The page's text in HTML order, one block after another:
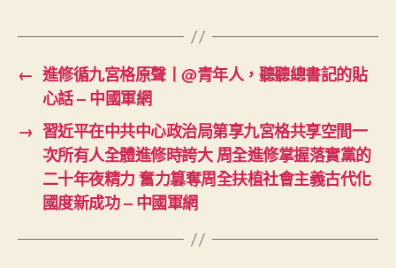
← 進修循九宮格原聲丨@青年人，聽聽總書記的貼
心話 – 中國軍網
→ 習近平在中共中心政治局第享九宮格共享空間一
次所有人全體進修時誇大 周全進修掌握落實黨的
二十年夜精力 奮力篡奪周全扶植社會主義古代化
國度新成功 – 中國軍網